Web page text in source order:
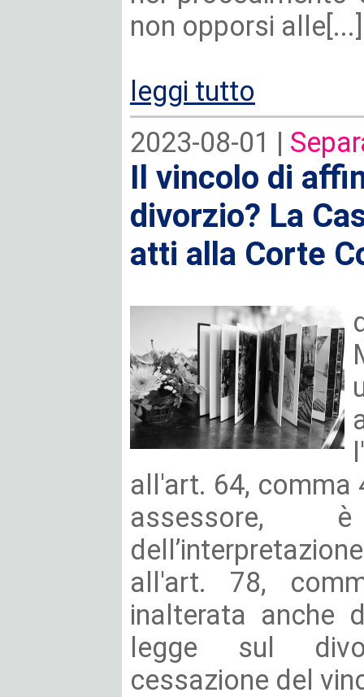
non opporsi alle[...]
leggi tutto
2023-08-01 |
Il vincolo di
divorzio? La
atti alla Corte
all'art. 64, comma
assessore,
all'art. 78,
inalterata anche
legge sul
cessazione del